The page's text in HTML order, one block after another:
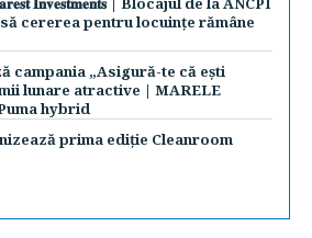
cererea pentru locuințe rămâne
campania „Asigură-te că ești
lunare atractive | MARELE
hybrid
prima ediție Cleanroom